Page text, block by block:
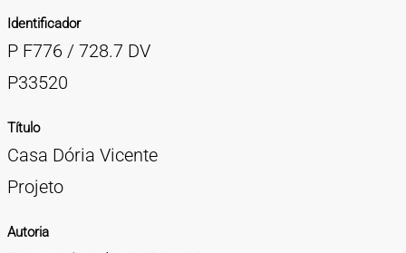
Cartazes
Diapositivos
Documentação
Fotografias
Maquetes
Negativos
Periódicos
Publicações
Projetos
Vídeos
BUSCA AVANÇADA
CONTATOS
EXPEDIENTE
Identificador
P F776 / 728.7 DV
P33520
Título
Casa Dória Vicente
Projeto
Autoria